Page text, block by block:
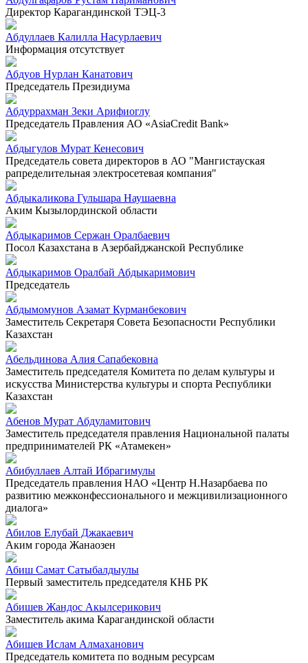
Директор Карагандинской ТЭЦ-3
Абдуллаев Калилла Насурлаевич
Информация отсутствует
Абдуов Нурлан Канатович
Председатель Президиума
Абдуррахман Зеки Арифиоглу
Председатель Правления АО «AsiaCredit Bank»
Абдыгулов Мурат Кенесович
Председатель совета директоров в АО "Мангистауская
рапределительная электросетевая компания"
Абдыкаликова Гульшара Наушаевна
Аким Кызылординской области
Абдыкаримов Сержан Оралбаевич
Посол Казахстана в Азербайджанской Республике
Абдыкаримов Оралбай Абдыкаримович
Председатель
Абдымомунов Азамат Курманбекович
Заместитель Секретаря Совета Безопасности Республики
Казахстан
Абельдинова Алия Сапабековна
Заместитель председателя Комитета по делам культуры и
искусства Министерства культуры и спорта Республики
Казахстан
Абенов Мурат Абдуламитович
Заместитель председателя правления Национальной палаты
предпринимателей РК «Атамекен»
Абибуллаев Алтай Ибрагимулы
Председатель правления НАО «Центр Н.Назарбаева по
развитию межконфессионального и межцивилизационного
диалога»
Абилов Елубай Джакаевич
Аким города Жанаозен
Абиш Самат Сатыбалдыулы
Первый заместитель председателя КНБ РК
Абишев Жандос Акылсерикович
Заместитель акима Карагандинской области
Абишев Ислам Алмаханович
Председатель комитета по водным ресурсам